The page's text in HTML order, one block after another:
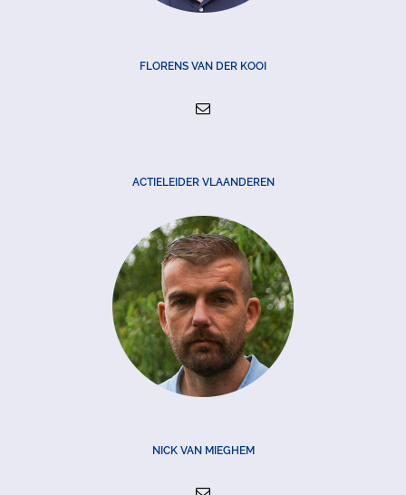
FLORENS VAN DER KOOI
ACTIELEIDER VLAANDEREN
NICK VAN MIEGHEM